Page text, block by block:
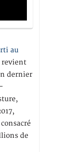
au
revient
dernier
de